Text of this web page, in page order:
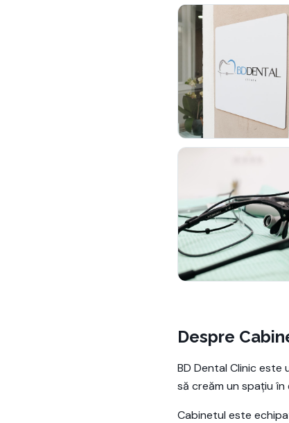
Despre
BD Dental Clinic
să creăm un spațiu
Cabinetul este